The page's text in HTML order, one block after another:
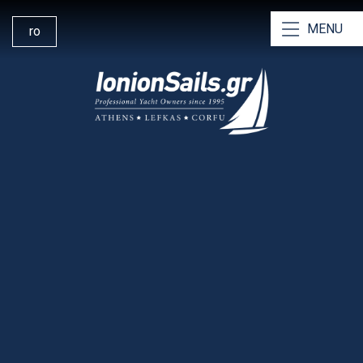
ro
Inchiriere Yachturi
Inchiriere Catamarane
MENU